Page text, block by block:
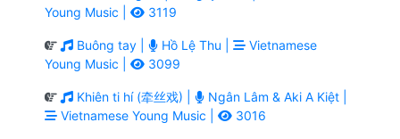
Young Music |
3119
Buông tay | Hồ Lệ Thu |
Vietnamese
Young Music |
3099
Khiên ti hí (牵丝戏) |
Ngân Lâm & Aki A Kiệt |
Vietnamese Young Music |
3016